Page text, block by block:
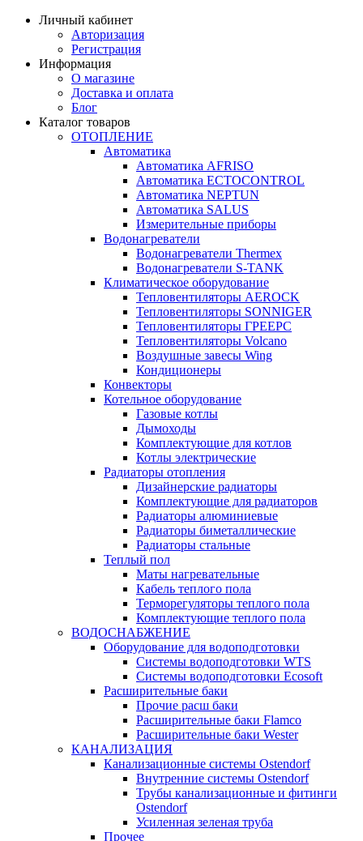
Личный кабинет
Авторизация
Регистрация
Информация
О магазине
Доставка и оплата
Блог
Каталог товаров
ОТОПЛЕНИЕ
Автоматика
Автоматика AFRISO
Автоматика ECTOCONTROL
Автоматика NEPTUN
Автоматика SALUS
Измерительные приборы
Водонагреватели
Водонагреватели Thermex
Водонагреватели S-TANK
Климатическое оборудование
Тепловентиляторы AEROCK
Тепловентиляторы SONNIGER
Тепловентиляторы ГРЕЕРС
Тепловентиляторы Volcano
Воздушные завесы Wing
Кондиционеры
Конвекторы
Котельное оборудование
Газовые котлы
Дымоходы
Комплектующие для котлов
Котлы электрические
Радиаторы отопления
Дизайнерские радиаторы
Комплектующие для радиаторов
Радиаторы алюминиевые
Радиаторы биметаллические
Радиаторы стальные
Теплый пол
Маты нагревательные
Кабель теплого пола
Терморегуляторы теплого пола
Комплектующие теплого пола
ВОДОСНАБЖЕНИЕ
Оборудование для водоподготовки
Системы водоподготовки WTS
Системы водоподготовки Ecosoft
Расширительные баки
Прочие расш баки
Расширительные баки Flamco
Расширительные баки Wester
КАНАЛИЗАЦИЯ
Канализационные системы Ostendorf
Внутренние системы Ostendorf
Трубы канализационные и фитинги
Ostendorf
Усиленная зеленая труба
Прочее